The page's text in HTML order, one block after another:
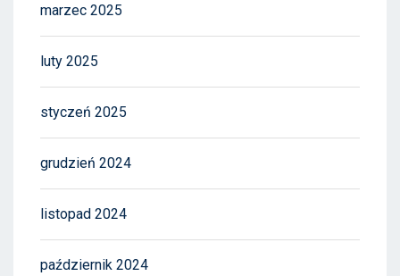
marzec 2025
luty 2025
styczeń 2025
grudzień 2024
listopad 2024
październik 2024